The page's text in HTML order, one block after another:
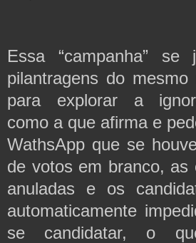
Essa “campanha”
pilantragens do mesmo
para explorar a
como a que afirma e
WathsApp que se
de votos em branco, as
anuladas e os
automaticamente
se candidatar, o